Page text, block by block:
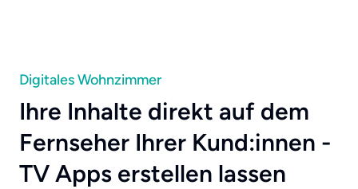
Digitales Wohnzimmer
Ihre Inhalte direkt auf dem
Fernseher Ihrer Kund:innen -
TV Apps erstellen lassen